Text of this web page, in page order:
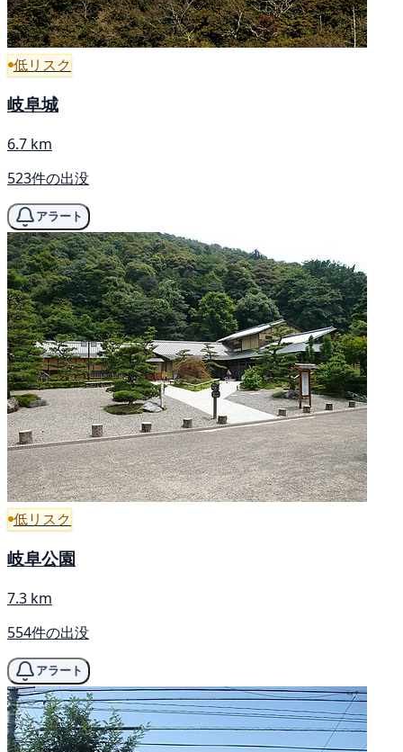
低リスク
岐阜城
6.7 km
523件の出没
アラート
低リスク
岐阜公園
7.3 km
554件の出没
アラート